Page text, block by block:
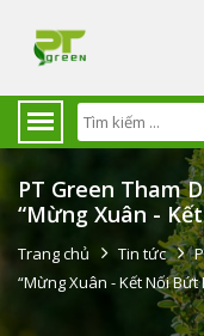
PT Green Tham
“Mừng Xuân -
Trang chủ Tin tức
“Mừng Xuân - Kết Nối Bứt